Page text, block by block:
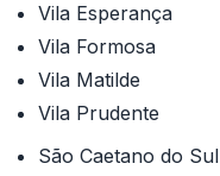
Vila Esperança
Vila Formosa
Vila Matilde
Vila Prudente
São Caetano do Sul